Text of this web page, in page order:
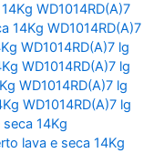
WD1014RD(A)7
14Kg WD1014RD(A)7
WD1014RD(A)7 lg
WD1014RD(A)7 lg
WD1014RD(A)7 lg
WD1014RD(A)7 lg
14Kg
lava e seca 14Kg